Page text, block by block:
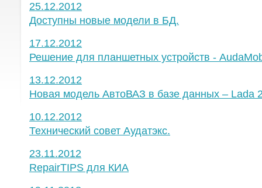
25.12.2012
Доступны новые модели в БД.
17.12.2012
Решение для планшетных устройств -
13.12.2012
Новая модель АвтоВАЗ в базе данных – Lada
10.12.2012
Технический совет Аудатэкс.
23.11.2012
RepairTIPS для КИA